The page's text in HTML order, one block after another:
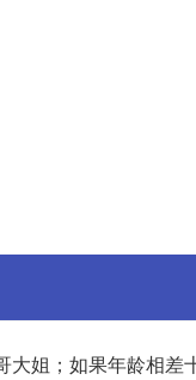
大姐；如果年龄相差